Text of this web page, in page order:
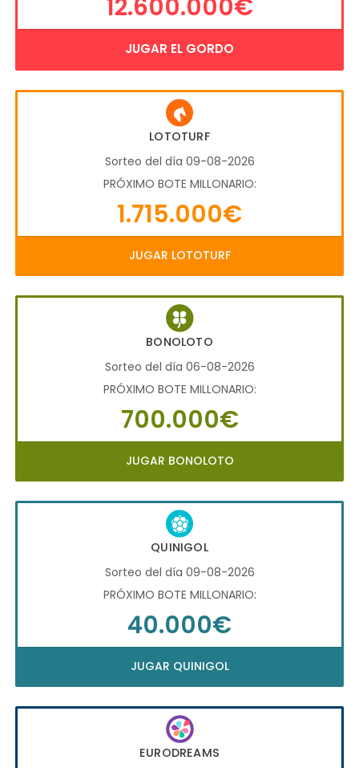
12.600.000€
JUGAR EL GORDO
LOTOTURF
Sorteo del día 09-08-2026
PRÓXIMO BOTE MILLONARIO:
1.715.000€
JUGAR LOTOTURF
BONOLOTO
Sorteo del día 06-08-2026
PRÓXIMO BOTE MILLONARIO:
700.000€
JUGAR BONOLOTO
QUINIGOL
Sorteo del día 09-08-2026
PRÓXIMO BOTE MILLONARIO:
40.000€
JUGAR QUINIGOL
EURODREAMS